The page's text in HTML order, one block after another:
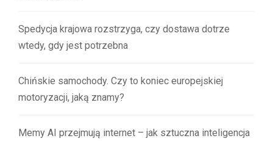
Spedycja krajowa rozstrzyga, czy dostawa dotrze
wtedy, gdy jest potrzebna
Chińskie samochody. Czy to koniec europejskiej
motoryzacji, jaką znamy?
Memy AI przejmują internet – jak sztuczna inteligencja